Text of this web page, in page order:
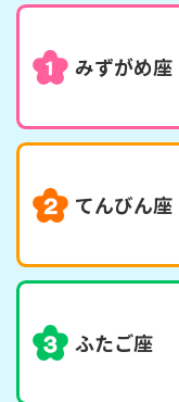
みずがめ座
てんびん座
ふたご座